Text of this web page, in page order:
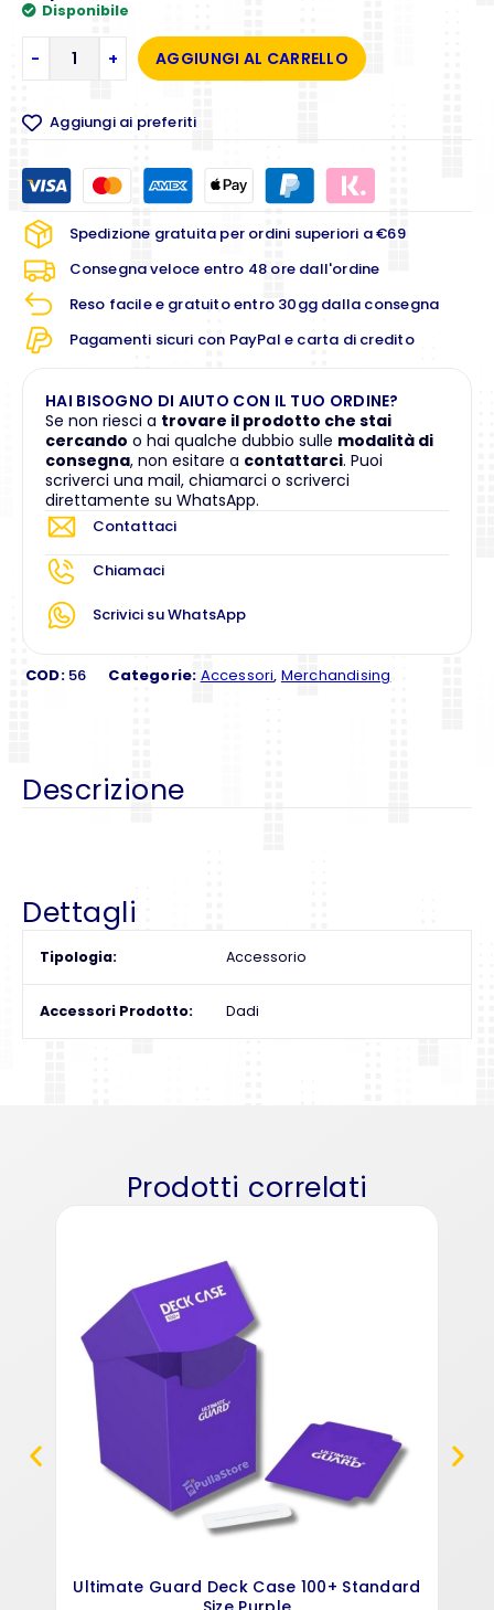
Disponibile
- + AGGIUNGI AL CARRELLO
Aggiungi ai preferiti
Spedizione gratuita per ordini superiori a €69
Consegna veloce entro 48 ore dall'ordine
Reso facile e gratuito entro 30gg dalla consegna
Pagamenti sicuri con PayPal e carta di credito
HAI BISOGNO DI AIUTO CON IL TUO ORDINE?
Se non riesci a trovare il prodotto che stai
cercando o hai qualche dubbio sulle modalità di
consegna, non esitare a contattarci. Puoi
scriverci una mail, chiamarci o scriverci
direttamente su WhatsApp.
Contattaci
Chiamaci
Scrivici su WhatsApp
COD: 56 Categorie: Accessori, Merchandising
Descrizione
Dettagli
Tipologia Accessorio
Accessori Prodotto Dadi
Prodotti correlati
Ultimate Guard Deck Case 100+ Standard